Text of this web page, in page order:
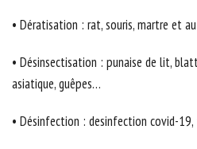
• Dératisation : rat, souris, martre et
• Désinsectisation : punaise de lit,
asiatique, guêpes…
• Désinfection : desinfection covid-